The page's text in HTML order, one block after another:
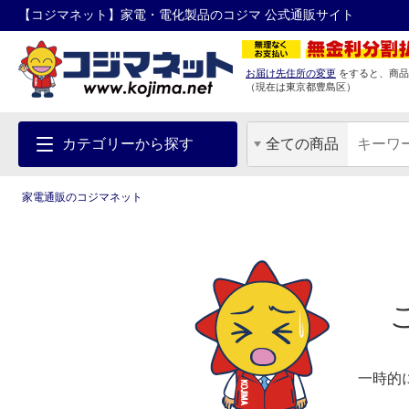
【コジマネット】家電・電化製品のコジマ 公式通販サイト
お届け先住所の変更 をすると、商
（現在は東京都豊島区）
カテゴリーから探す 全ての商品
家電通販のコジマネット
一時的